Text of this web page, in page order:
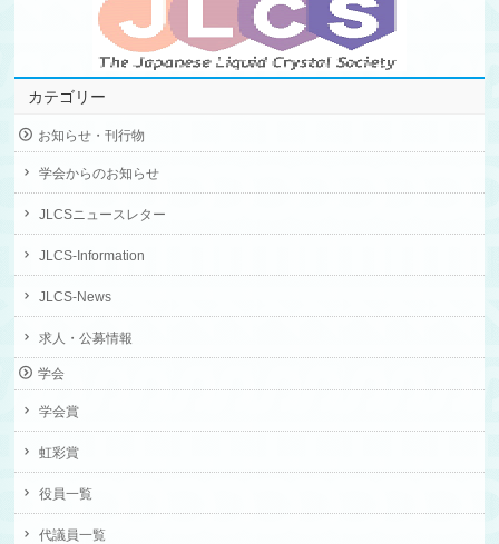
カテゴリー
お知らせ・刊行物
学会からのお知らせ
JLCSニュースレター
JLCS-Information
JLCS-News
求人・公募情報
学会
学会賞
虹彩賞
役員一覧
代議員一覧